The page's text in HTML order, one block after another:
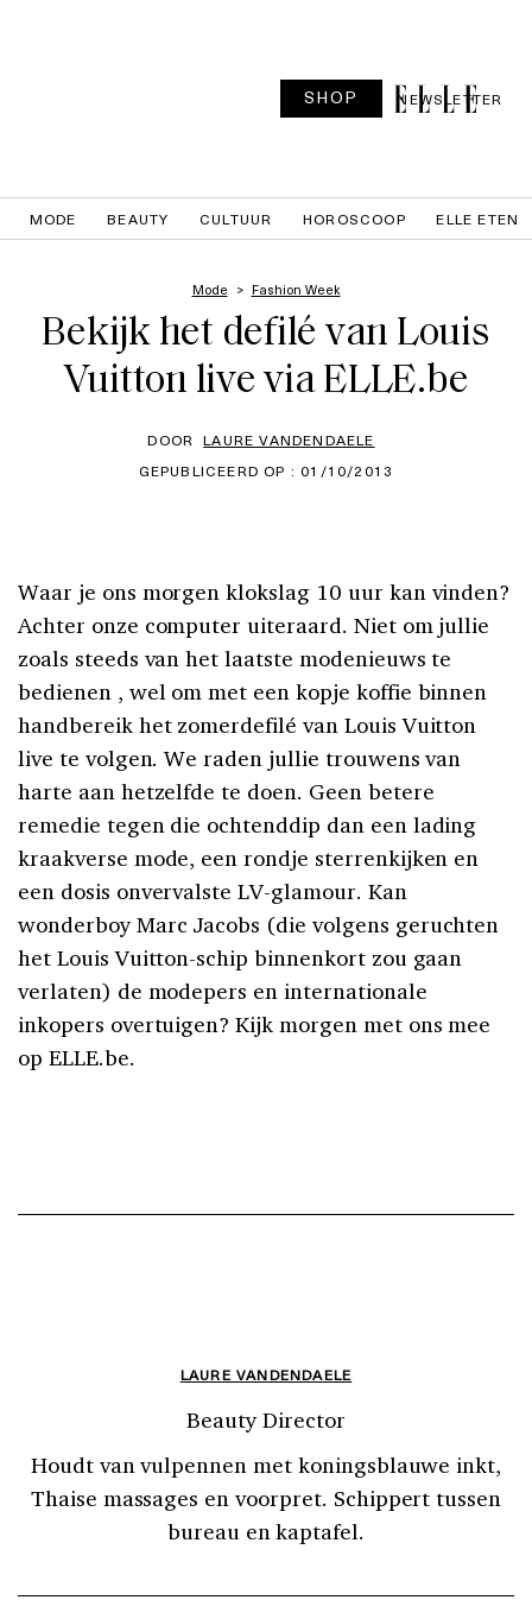
SHOP NEWSLETTER
MODE BEAUTY CULTUUR HOROSCOOP ELLE ETEN
Mode Fashion Week
Bekijk het defilé van Louis
Vuitton live via ELLE.be
DOOR LAURE VANDENDAELE
GEPUBLICEERD OP : 01/10/2013
Waar je ons morgen klokslag 10 uur kan vinden?
Achter onze computer uiteraard. Niet om jullie
zoals steeds van het laatste modenieuws te
bedienen , wel om met een kopje koffie binnen
handbereik het zomerdefilé van Louis Vuitton
live te volgen. We raden jullie trouwens van
harte aan hetzelfde te doen. Geen betere
remedie tegen die ochtenddip dan een lading
kraakverse mode, een rondje sterrenkijken en
een dosis onvervalste LV-glamour. Kan
wonderboy Marc Jacobs (die volgens geruchten
het Louis Vuitton-schip binnenkort zou gaan
verlaten) de modepers en internationale
inkopers overtuigen? Kijk morgen met ons mee
op ELLE.be.
LAURE VANDENDAELE
Beauty Director
Houdt van vulpennen met koningsblauwe inkt,
Thaise massages en voorpret. Schippert tussen
bureau en kaptafel.